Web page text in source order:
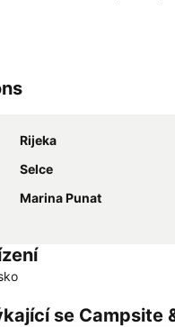
Rijeka
Selce
Marina Punat
se Campsite